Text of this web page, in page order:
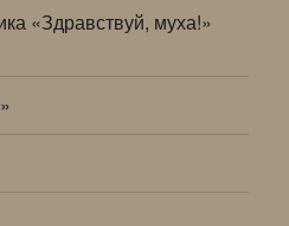
«Здравствуй, муха!»